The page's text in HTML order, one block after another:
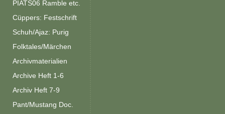
PIATS06 Ramble etc.
Cüppers: Festschrift
Schuh/Ajaz: Purig
Folktales/Märchen
Archivmaterialien
Archive Heft 1-6
Archiv Heft 7-9
Pant/Mustang Doc.